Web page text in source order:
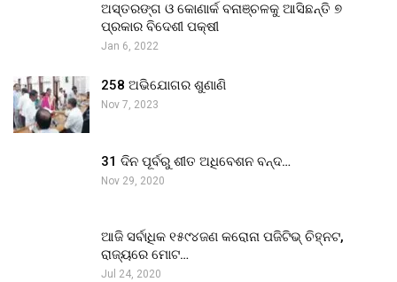
ଅସ୍ତରଙ୍ଗ ଓ କୋଣାର୍କ ବନାଞ୍ଚଳକୁ ଆସିଛନ୍ତି ୭
ପ୍ରକାର ବିଦେଶୀ ପକ୍ଷୀ
Jan 6, 2022
258 ଅଭିଯୋଗର ଶୁଣାଣି
Nov 7, 2023
31 ଦିନ ପୂର୍ବରୁ ଶୀତ ଅଧିବେଶନ ବନ୍ଦ…
Nov 29, 2020
ଆଜି ସର୍ବାଧିକ ୧୫୯୪ଜଣ କରୋନା ପଜିଟିଭ୍ ଚିହ୍ନଟ,
ରାଜ୍ୟରେ ମୋଟ…
Jul 24, 2020